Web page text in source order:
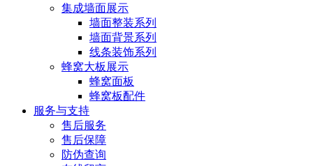
集成墙面展示
墙面整装系列
墙面背景系列
线条装饰系列
蜂窝大板展示
蜂窝面板
蜂窝板配件
服务与支持
售后服务
售后保障
防伪查询